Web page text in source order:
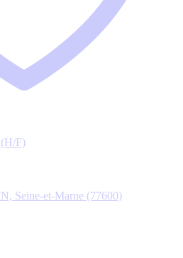
F)
Seine-et-Marne (77600)